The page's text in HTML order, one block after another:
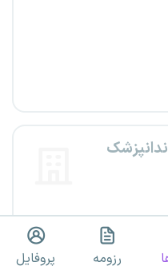
دندانپزشک
رزومه پروفایل